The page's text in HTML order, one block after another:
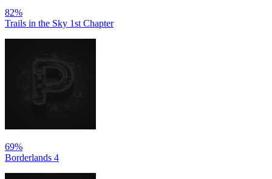
82%
Trails in the Sky 1st Chapter
69%
Borderlands 4